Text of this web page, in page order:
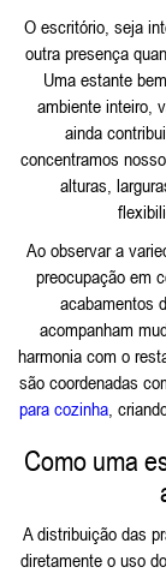
O escritório, seja
outra presença
Uma estante
ambiente inteiro,
ainda
concentramos
alturas,
Ao observar a
preocupação em
acabamentos
acompanham
harmonia com o
são coordenadas
para cozinha ,
Como uma
A distribuição das
diretamente o uso